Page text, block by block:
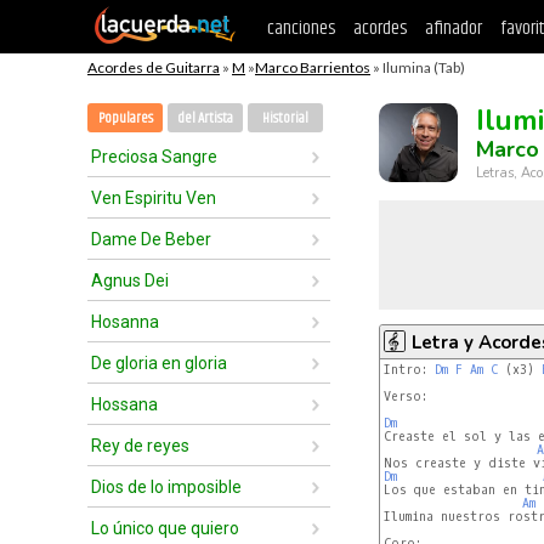
canciones acordes afinador
Acordes de Guitarra » M »Marco Barrientos » Ilumina (Tab)
Populares del Artista Historial
Preciosa Sangre
Ven Espiritu Ven
Dame De Beber
Agnus Dei
Hosanna
De gloria en gloria
Hossana
Rey de reyes
Dios de lo imposible
Lo único que quiero
Letras,
Letra y
Intro: Dm F Am C (x3)
Verso:
Dm
Creaste el sol y las
Dm
Los que estaban en
Am
Ilumina nuestros